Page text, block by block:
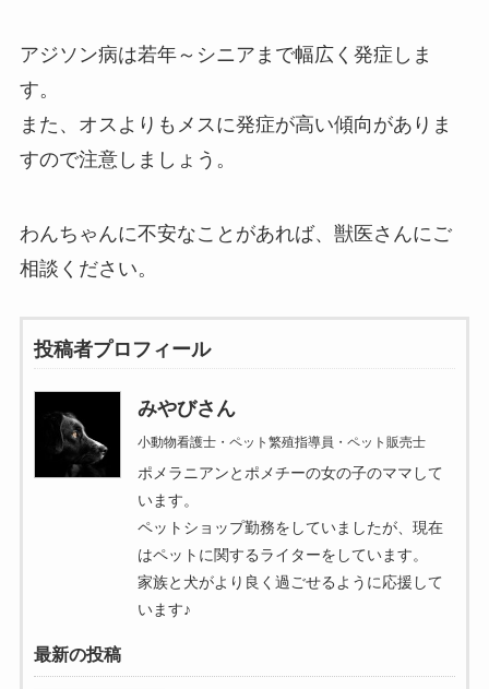
アジソン病は若年～シニアまで幅広く発症しま
す。
また、オスよりもメスに発症が高い傾向がありま
すので注意しましょう。
わんちゃんに不安なことがあれば、獣医さんにご
相談ください。
投稿者プロフィール
みやびさん
小動物看護士・ペット繁殖指導員・ペット販売士
ポメラニアンとポメチーの女の子のママして
います。
ペットショップ勤務をしていましたが、現在
はペットに関するライターをしています。
家族と犬がより良く過ごせるように応援して
います♪
最新の投稿